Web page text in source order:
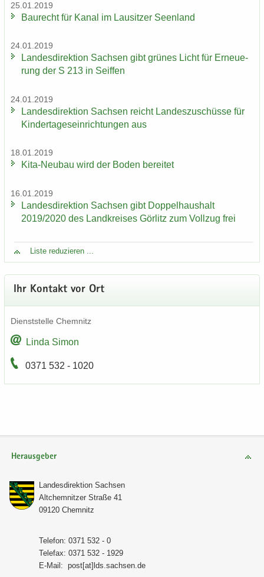
25.01.2019
Bau­recht für Kanal im Lau­sit­zer Se­en­land
24.01.2019
Lan­des­di­rek­ti­on Sach­sen gibt grü­nes Licht für Er­neue­
rung der S 213 in Seif­fen
24.01.2019
Lan­des­di­rek­ti­on Sach­sen reicht Lan­des­zu­schüs­se für
Kin­der­ta­ges­ein­rich­tun­gen aus
18.01.2019
Kita-​Neubau wird der Boden be­rei­tet
16.01.2019
Lan­des­di­rek­ti­on Sach­sen gibt Dop­pel­haus­halt
2019/2020 des Land­krei­ses Gör­litz zum Voll­zug frei
Liste re­du­zie­ren ...
Ihr Kon­takt vor Ort
Dienst­stel­le Chem­nitz
Linda Simon
0371 532 - 1020
Herausgeber
Lan­des­di­rek­ti­on Sach­sen
Alt­chem­nit­zer Stra­ße 41
09120 Chem­nitz
Te­le­fon: 0371 532 - 0
Te­le­fax: 0371 532 - 1929
E-​Mail: post[at]lds.sach­sen.de